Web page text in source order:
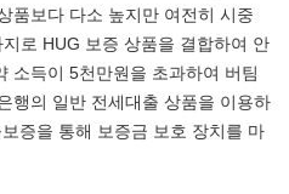
품보다 다소 높지만 여전히 시중
로 HUG 보증 상품을 결합하여 안
소득이 5천만원을 초과하여 버팀
행의 일반 전세대출 상품을 이용하
증을 통해 보증금 보호 장치를 마